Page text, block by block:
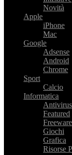
Novità
Apple
iPhone
Mac
Google
Adsense
Android
Chrome
Sport
Calcio
Informatica
Antivirus
Featured
Freeware
Giochi
Grafica
Risorse